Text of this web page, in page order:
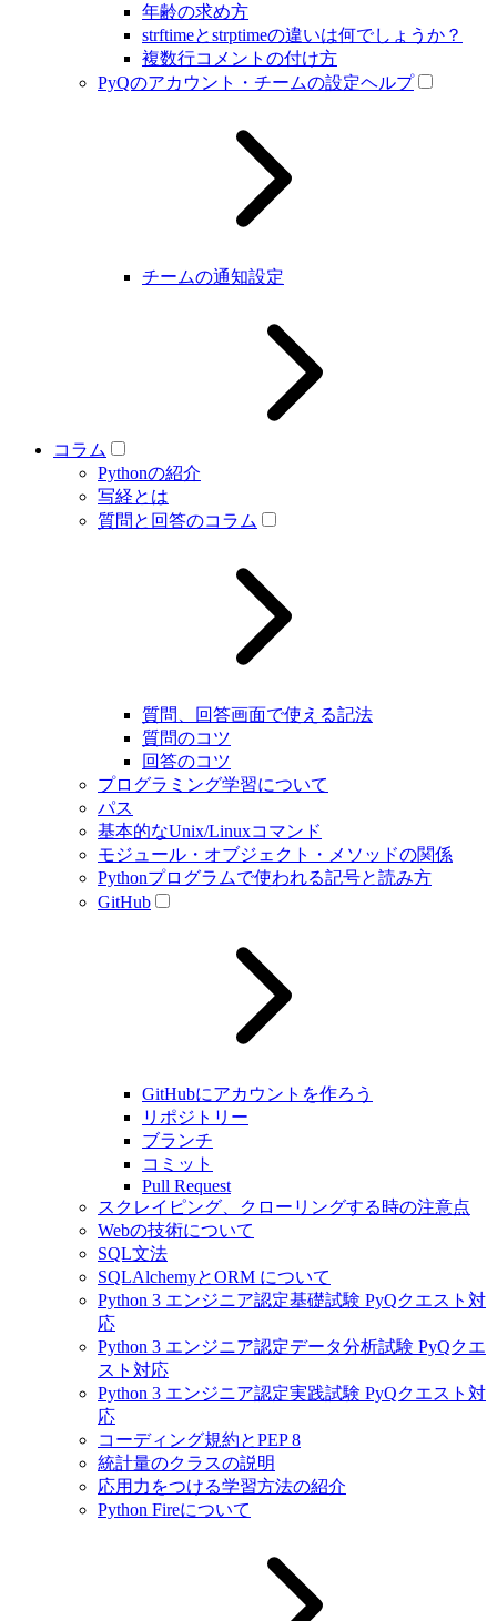
年齢の求め方
strftimeとstrptimeの違いは何でしょうか？
複数行コメントの付け方
PyQのアカウント・チームの設定ヘルプ
チームの通知設定
コラム
Pythonの紹介
写経とは
質問と回答のコラム
質問、回答画面で使える記法
質問のコツ
回答のコツ
プログラミング学習について
パス
基本的なUnix/Linuxコマンド
モジュール・オブジェクト・メソッドの関係
Pythonプログラムで使われる記号と読み方
GitHub
GitHubにアカウントを作ろう
リポジトリー
ブランチ
コミット
Pull Request
スクレイピング、クローリングする時の注意点
Webの技術について
SQL文法
SQLAlchemyとORM について
Python 3 エンジニア認定基礎試験 PyQクエスト対
応
Python 3 エンジニア認定データ分析試験 PyQクエ
スト対応
Python 3 エンジニア認定実践試験 PyQクエスト対
応
コーディング規約とPEP 8
統計量のクラスの説明
応用力をつける学習方法の紹介
Python Fireについて